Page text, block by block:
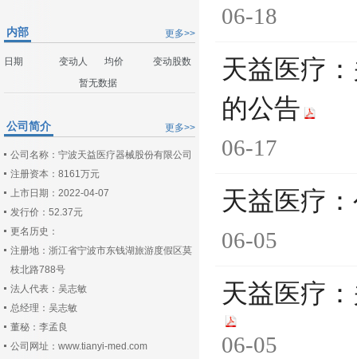
更多>>
内部
日期 变动人 均价
变动股数
暂无数据
更多>>
公司简介
公司名称：宁波天益医疗器械股份有限公司
注册资本：8161万元
上市日期：2022-04-07
发行价：52.37元
更名历史：
注册地：浙江省宁波市东钱湖旅游度假区莫
枝北路788号
法人代表：吴志敏
总经理：吴志敏
董秘：李孟良
公司网址：www.tianyi-med.com
06-18
天益医疗
的公告
06-17
天益医疗
06-05
天益医疗
06-05